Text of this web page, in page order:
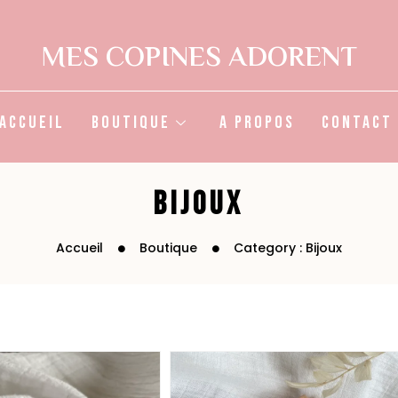
MES COPINES ADORENT
Boutique A propos Contact
Bijoux
Accueil Boutique Category : Bijoux